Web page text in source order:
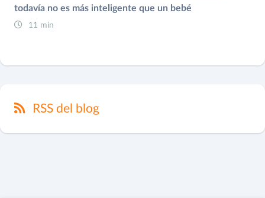
todavía no es más inteligente que un bebé
11 min
RSS del blog